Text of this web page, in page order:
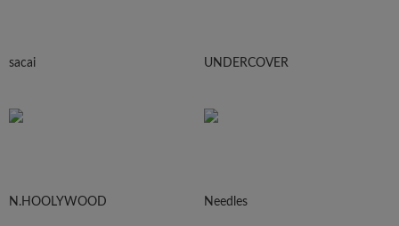
sacai UNDERCOVER
N.HOOLYWOOD Needles